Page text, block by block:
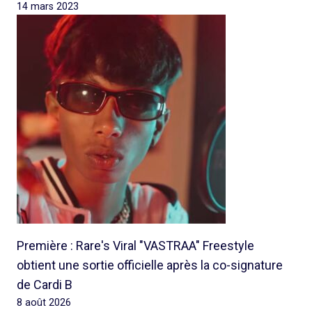
14 mars 2023
Première : Rare's Viral "VASTRAA" Freestyle
obtient une sortie officielle après la co-signature
de Cardi B
8 août 2026